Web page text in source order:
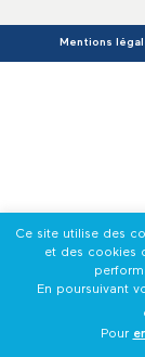
Mentions
Ce site utilise des
et des cookies
En poursuivant
Pour